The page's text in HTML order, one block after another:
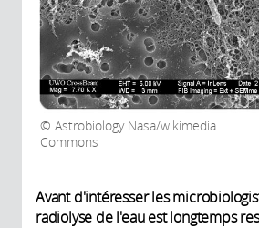
Astrobiology Nasa/wikimedia
Commons
Avant d'intéresser les
radiolyse de l'eau est longtemps